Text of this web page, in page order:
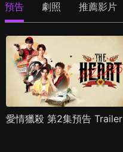
預告 劇照 推薦影片
愛情獵殺 第2集預告 Trailer